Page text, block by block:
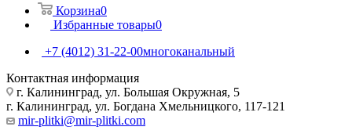
Корзина0
Избранные товары0
+7 (4012) 31-22-00многоканальный
Контактная информация
г. Калининград, ул. Большая Окружная, 5
г. Калининград, ул. Богдана Хмельницкого, 117-121
mir-plitki@mir-plitki.com